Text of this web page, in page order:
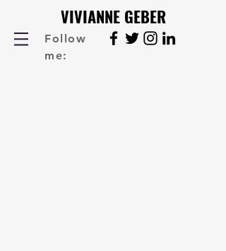
VIVIANNE GEBER
Follow
me: